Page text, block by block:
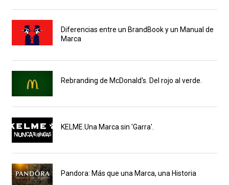
Diferencias entre un BrandBook y un Manual de
Marca
Rebranding de McDonald's. Del rojo al verde.
KELME.Una Marca sin 'Garra'.
Pandora: Más que una Marca, una Historia